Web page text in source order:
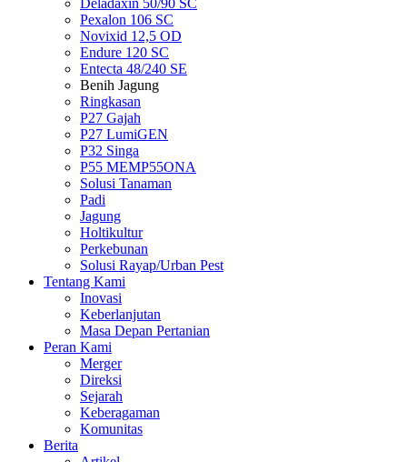
Pexalon 106 SC
Novixid 12,5 OD
Endure 120 SC
Entecta 48/240 SE
Benih Jagung
Ringkasan
P27 Gajah
P27 LumiGEN
P32 Singa
P55 MEMP55ONA
Solusi Tanaman
Padi
Jagung
Holtikultur
Perkebunan
Solusi Rayap/Urban Pest
Tentang Kami
Inovasi
Keberlanjutan
Masa Depan Pertanian
Peran Kami
Merger
Direksi
Sejarah
Keberagaman
Komunitas
Berita